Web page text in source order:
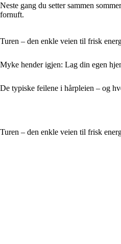
Neste gang du setter sammen
fornuft.
Turen – den enkle veien til frisk
Myke hender igjen: Lag din egen
De typiske feilene i hårpleien – og
Turen – den enkle veien til frisk